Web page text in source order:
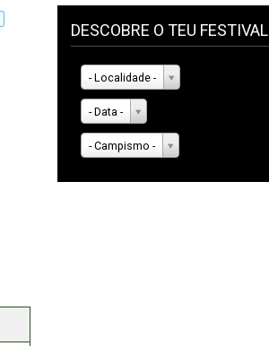
DESCOBRE O TEU FESTIVAL
- Localidade -
- Data -
- Campismo -